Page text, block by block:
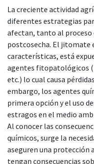
La creciente actividad
diferentes estrategias
afectan, tanto al proceso
postcosecha. El jitomate
características, está
agentes fitopatológicos
etc.) lo cual causa
embargo, los agentes
primera opción y el uso
estragos en el medio
Al conocer las
químicos, surge la
aseguren una protección
tengan consecuencias